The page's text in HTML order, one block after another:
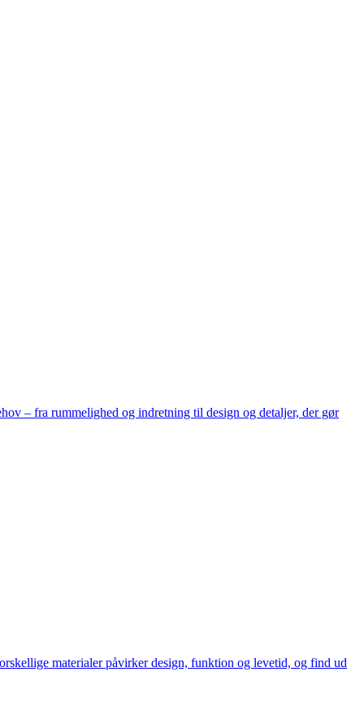
– fra rummelighed og indretning til design og detaljer, der gør
materialer påvirker design, funktion og levetid, og find ud